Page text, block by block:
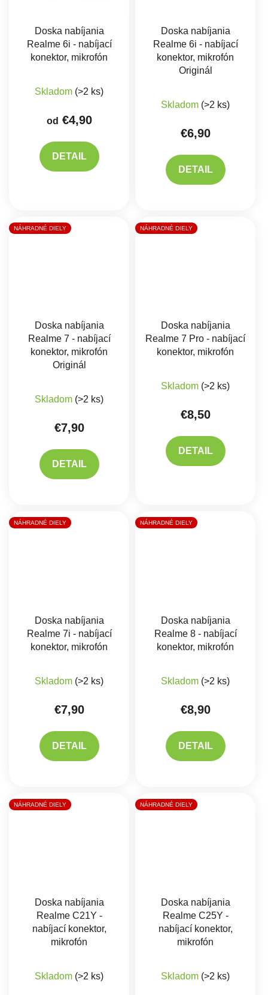
Doska nabíjania
Realme 6i - nabíjací
konektor, mikrofón
Skladom (>2 ks)
od €4,90
DETAIL
Doska nabíjania
Realme 6i - nabíjací
konektor, mikrofón
Originál
Skladom (>2 ks)
€6,90
DETAIL
NÁHRADNÉ DIELY
Doska nabíjania
Realme 7 - nabíjací
konektor, mikrofón
Originál
Priemerné hodnotenie produktu je 5,0 z 5
Skladom (>2 ks)
€7,90
DETAIL
NÁHRADNÉ DIELY
Doska nabíjania
Realme 7 Pro - nabíjací
konektor, mikrofón
Skladom (>2 ks)
€8,50
DETAIL
NÁHRADNÉ DIELY
Doska nabíjania
Realme 7i - nabíjací
konektor, mikrofón
Skladom (>2 ks)
€7,90
DETAIL
NÁHRADNÉ DIELY
Doska nabíjania
Realme 8 - nabíjací
konektor, mikrofón
Skladom (>2 ks)
€8,90
DETAIL
NÁHRADNÉ DIELY
Doska nabíjania
Realme C21Y -
nabíjací konektor,
mikrofón
Skladom (>2 ks)
NÁHRADNÉ DIELY
Doska nabíjania
Realme C25Y -
nabíjací konektor,
mikrofón
Skladom (>2 ks)